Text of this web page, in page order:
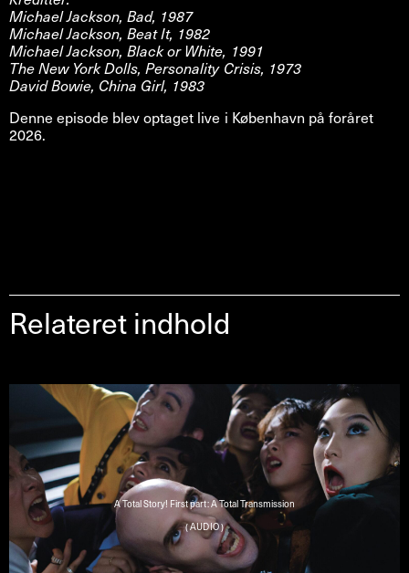
Michael Jackson, Bad, 1987
Michael Jackson, Beat It, 1982
Michael Jackson, Black or White, 1991
The New York Dolls, Personality Crisis, 1973
David Bowie, China Girl, 1983
Denne episode blev optaget live i København på foråret
2026.
Relateret indhold
A Total Story! First part: A Total Transmission
( AUDIO )